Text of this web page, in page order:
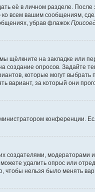
её в личном разделе. После
всем вашим сообщениям,
убрав флажок
щёлкните на закладке или
опросов. Задайте
которые могут
вариант, за который они
создателями,
удалить опрос или
чтобы нельзя было менять